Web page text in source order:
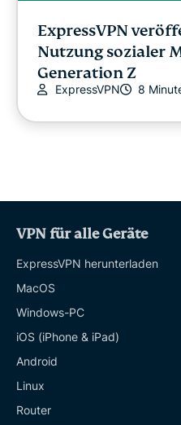
ExpressVPN
Nutzung sozialer
Generation Z
ExpressVPN 8
VPN für alle Geräte
ExpressVPN herunterladen
MacOS
Windows-PC
iOS (iPhone & iPad)
Android
Linux
Router